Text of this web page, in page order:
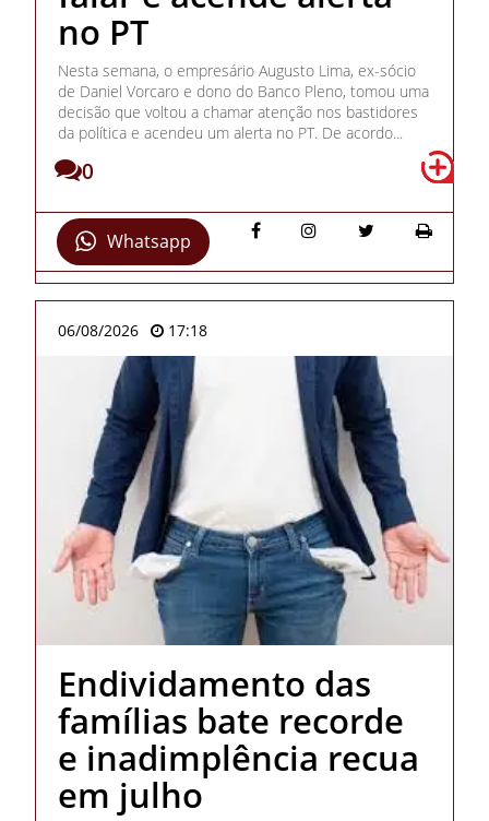
no PT
Nesta semana, o empresário Augusto Lima, ex-sócio
de Daniel Vorcaro e dono do Banco Pleno, tomou uma
decisão que voltou a chamar atenção nos bastidores
da política e acendeu um alerta no PT. De acordo...
0
Whatsapp
06/08/2026 17:18
Endividamento das
famílias bate recorde
e inadimplência recua
em julho